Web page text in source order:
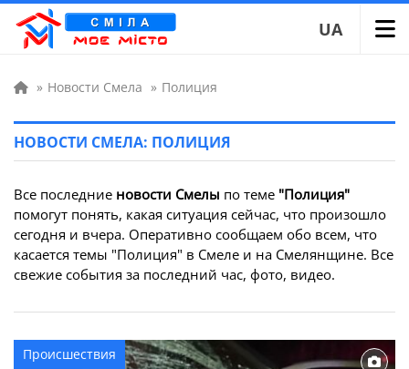
UA
» Новости Смела » Полиция
НОВОСТИ СМЕЛА: ПОЛИЦИЯ
Все последние новости Смелы по теме "Полиция"
помогут понять, какая ситуация сейчас, что произошло
сегодня и вчера. Оперативно сообщаем обо всем, что
касается темы "Полиция" в Смеле и на Смелянщине. Все
свежие события за последний час, фото, видео.
Происшествия